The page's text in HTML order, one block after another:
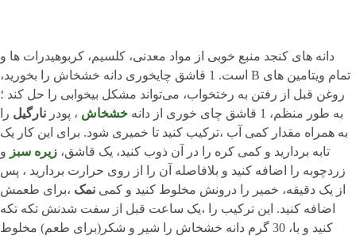
دانه های کنجد منبع خوبی از مواد معدنی، کلسیم، کربوهیدرات ها و
تمام ویتامین های B است. 1 قاشق چایخوری دانه خشخاش را بخورید،
روغن قبل از رفتن به رختخواب، می‌تواند مشکل بیخوابی را حل کند ؛
به طور منظم، 1 قاشق چای خوری از دانه
خشخاش ، پودر نارگیل را
به همراه مقدار کمی آب ،ترکیب کنید تا خمیری شود. برای این کار یک
تابه بردارید و کمی کره را در آن ذوب کنید، یک قاشق، زیره سبز و
زردچوبه را اضافه کنید و بلافاصله آن را از روی حرارت بردارید ، پس
از یک دقیقه، خمیر را درونش مخلوط کنید و کمی نمک ،برای طعمش
اضافه کنید. این ترکیب را ،یک ساعت قبل از سفت شدنش تکه تکه
کنید و با، 30 گرم دانه خشخاش را شیر و شکر(برای طعم) مخلوط